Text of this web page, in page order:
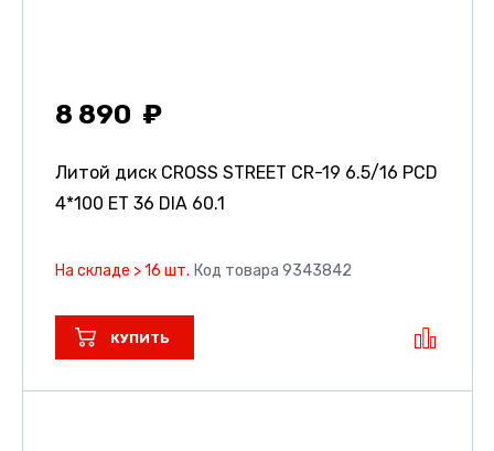
8 890
Литой диск CROSS STREET CR-19 6.5/16 PCD
4*100 ET 36 DIA 60.1
На складе > 16 шт. Код товара 9343842
КУПИТЬ